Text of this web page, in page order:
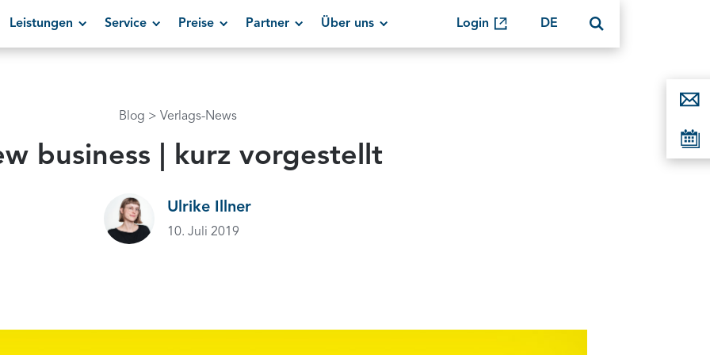
Leistungen Service Preise Partner Über uns Login DE
Blog Verlags-News
business | kurz vorgestellt
Ulrike Illner
10. Juli 2019